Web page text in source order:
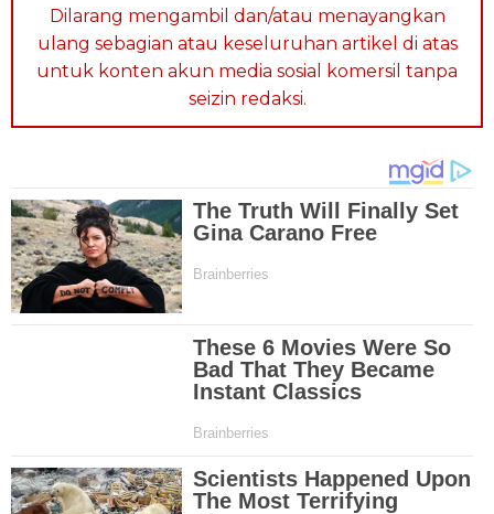
Dilarang mengambil dan/atau menayangkan
ulang sebagian atau keseluruhan artikel di atas
untuk konten akun media sosial komersil tanpa
seizin redaksi.